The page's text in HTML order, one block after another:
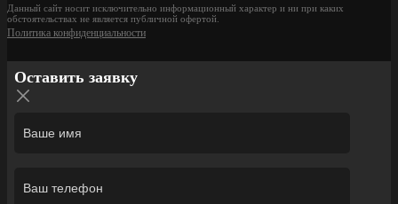
Данный сайт носит исключительно информационный характер и ни при каких
обстоятельствах не является публичной офертой.
Политика конфиденциальности
Оставить заявку